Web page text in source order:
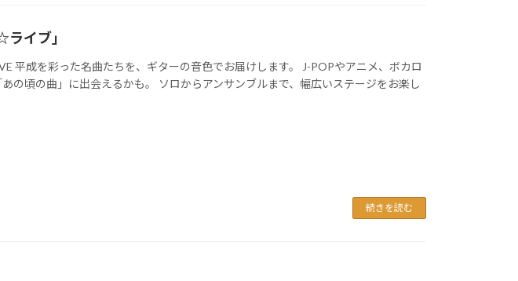
イブ」
平成を彩った名曲たちを、ギターの音色でお届けします。 J-POPやアニメ、ボカロ
の頃の曲」に出会えるかも。 ソロからアンサンブルまで、幅広いステージをお楽し
続きを読む